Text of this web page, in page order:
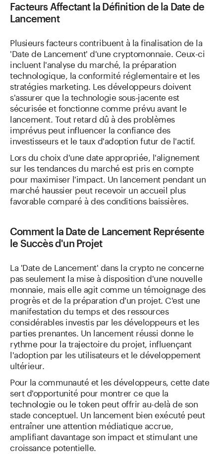
Facteurs Affectant la Définition de la Date de
Lancement
Plusieurs facteurs contribuent à la finalisation de la
'Date de Lancement' d'une cryptomonnaie. Ceux-ci
incluent l'analyse du marché, la préparation
technologique, la conformité réglementaire et les
stratégies marketing. Les développeurs doivent
s'assurer que la technologie sous-jacente est
sécurisée et fonctionne comme prévu avant le
lancement. Tout retard dû à des problèmes
imprévus peut influencer la confiance des
investisseurs et le taux d'adoption futur de l'actif.
Lors du choix d'une date appropriée, l'alignement
sur les tendances du marché est pris en compte
pour maximiser l'impact. Un lancement pendant un
marché haussier peut recevoir un accueil plus
favorable comparé à des conditions baissières.
Comment la Date de Lancement Représente
le Succès d'un Projet
La 'Date de Lancement' dans la crypto ne concerne
pas seulement la mise à disposition d'une nouvelle
monnaie, mais elle agit comme un témoignage des
progrès et de la préparation d'un projet. C'est une
manifestation du temps et des ressources
considérables investis par les développeurs et les
parties prenantes. Un lancement réussi donne le
rythme pour la trajectoire du projet, influençant
l'adoption par les utilisateurs et le développement
ultérieur.
Pour la communauté et les développeurs, cette date
sert d'opportunité pour montrer ce que la
technologie ou le token peut offrir au-delà de son
stade conceptuel. Un lancement bien exécuté peut
entraîner une attention médiatique accrue,
amplifiant davantage son impact et stimulant une
croissance potentielle.